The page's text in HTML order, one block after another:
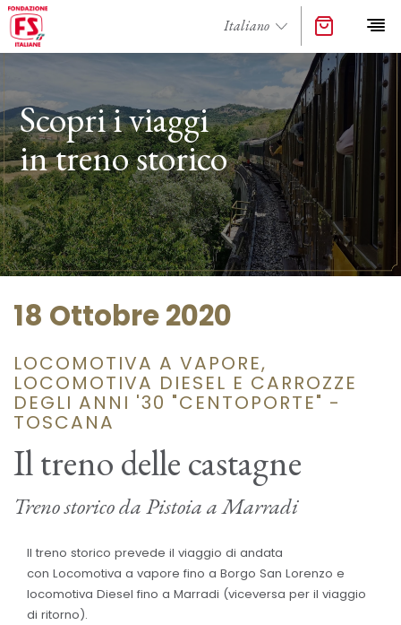
Scopri i viaggi
in treno storico
18 Ottobre 2020
LOCOMOTIVA A VAPORE,
LOCOMOTIVA DIESEL E CARROZZE
DEGLI ANNI '30 "CENTOPORTE" -
TOSCANA
Il treno delle castagne
Treno storico da Pistoia a Marradi
Il treno storico prevede il viaggio di andata
con Locomotiva a vapore fino a Borgo San Lorenzo e
locomotiva Diesel fino a Marradi (viceversa per il viaggio
di ritorno).